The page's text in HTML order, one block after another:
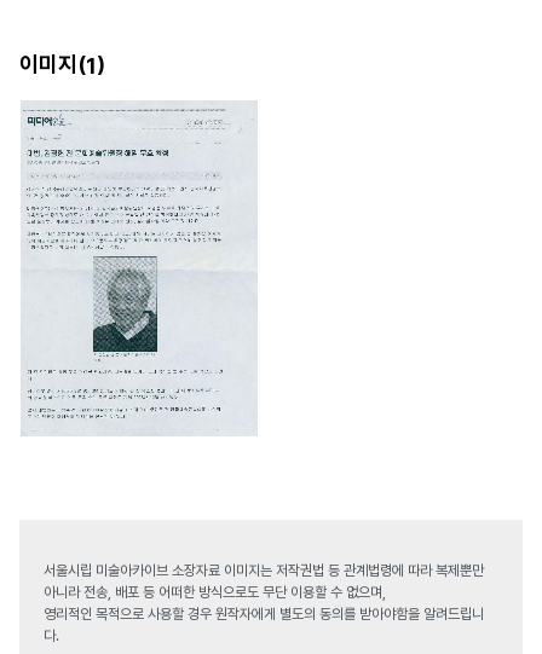
이미지(1)
서울시립 미술아카이브 소장자료 이미지는 저작권법 등 관계법령에 따라 복제뿐만
아니라 전송, 배포 등 어떠한 방식으로도 무단 이용할 수 없으며,
영리적인 목적으로 사용할 경우 원작자에게 별도의 동의를 받아야함을 알려드립니
다.